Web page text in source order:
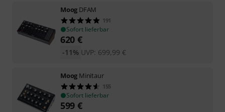
Moog DFAM
191
Sofort lieferbar
620 €
UVP: 699,99 €
-11%
Moog Minitaur
155
Sofort lieferbar
599 €